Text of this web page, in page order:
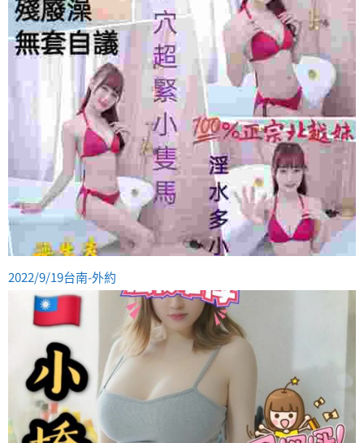
2022/9/19台南-外約